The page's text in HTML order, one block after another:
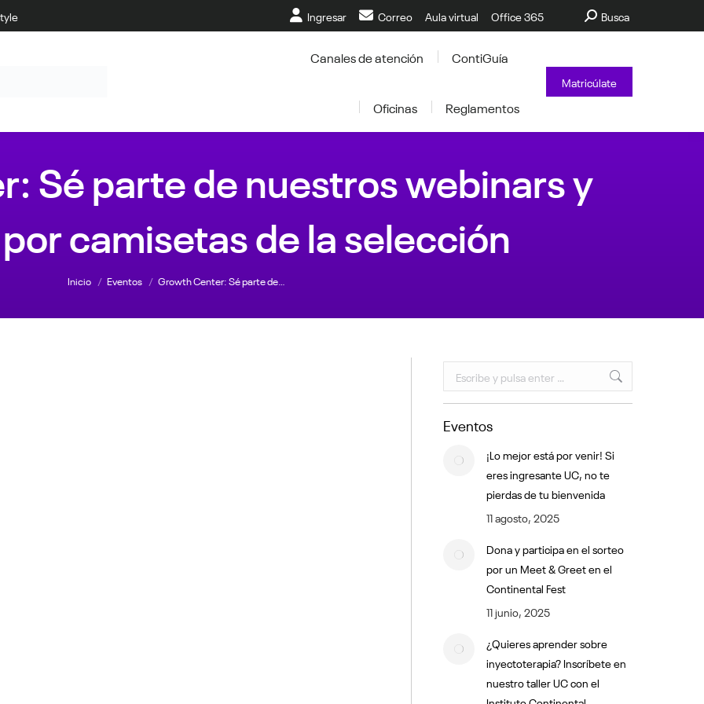
Ingresar Correo Aula virtual Office 365 Buscar:
Busca
Canales de atención ContiGuía
Oficinas Reglamentos
Matricúlate
Sé parte de nuestros webinars y
camisetas de la selección
Inicio Eventos Growth Center: Sé parte de…
Buscar:
Eventos
¡Lo mejor está por venir! Si
eres ingresante UC, no te
pierdas de tu bienvenida
11 agosto, 2025
Dona y participa en el sorteo
por un Meet & Greet en el
Continental Fest
11 junio, 2025
¿Quieres aprender sobre
inyectoterapia? Inscríbete en
nuestro taller UC con el